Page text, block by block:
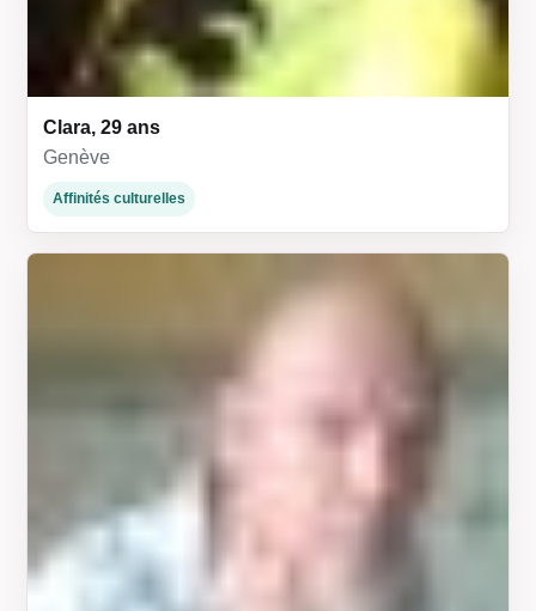
Clara, 29 ans
Genève
Affinités culturelles